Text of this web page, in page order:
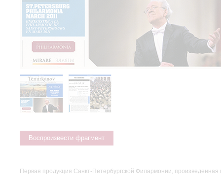
Воспроизвести фрагмент
Первая продукция Санкт-Петербургской Филармонии,